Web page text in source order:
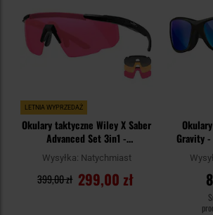
LETNIA WYPRZEDAŻ
Okulary taktyczne Wiley X Saber
Advanced Set 3in1 -
Smoke/Rust/Vermillion/Matte
Black
Wysyłka: Natychmiast
299,00 zł
399,00 zł
Gravity